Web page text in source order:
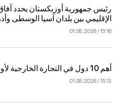
رئيس جمهورية أوزبكستان يحدد
الإقليمي بين بلدان آسيا الوسطى
15:16 / 01.08.2026
أهم 10 دول في التجارة الخارجية لأوزبكستان
15:13 / 01.08.2026